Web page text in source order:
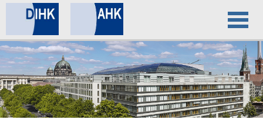
Home
Datenschutz
Impressum